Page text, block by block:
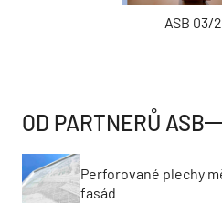
ASB 03/
OD PARTNERŮ ASB
Perforované plechy
fasád